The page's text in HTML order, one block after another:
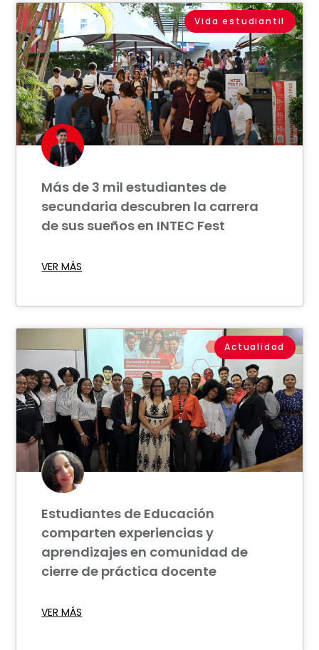
Vida estudiantil
Más de 3 mil estudiantes de
secundaria descubren la carrera
de sus sueños en INTEC Fest
VER MÁS
Actualidad
Estudiantes de Educación
comparten experiencias y
aprendizajes en comunidad de
cierre de práctica docente
VER MÁS